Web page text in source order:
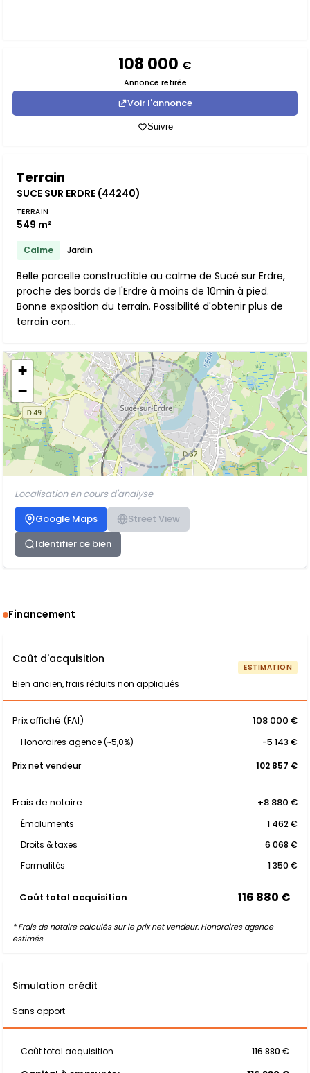
108 000 €
Annonce retirée
Voir l'annonce
Suivre
Terrain
SUCE SUR ERDRE (44240)
TERRAIN
549 m²
Calme Jardin
Belle parcelle constructible au calme de Sucé sur Erdre,
proche des bords de l'Erdre à moins de 10min à pied.
Bonne exposition du terrain. Possibilité d'obtenir plus de
terrain con...
+
−
Localisation en cours d'analyse
Google Maps
Street View
Identifier ce bien
Financement
Coût d'acquisition
Bien ancien, frais réduits non appliqués
ESTIMATION
Prix affiché (FAI) 108 000 €
Honoraires agence (~5,0%)
-5 143 €
Prix net vendeur
102 857 €
Frais de notaire +8 880 €
Émoluments
1 462 €
Droits & taxes
6 068 €
Formalités
1 350 €
Coût total acquisition 116 880 €
* Frais de notaire calculés sur le prix net vendeur. Honoraires agence
estimés.
Simulation crédit
Sans apport
Coût total acquisition 116 880 €